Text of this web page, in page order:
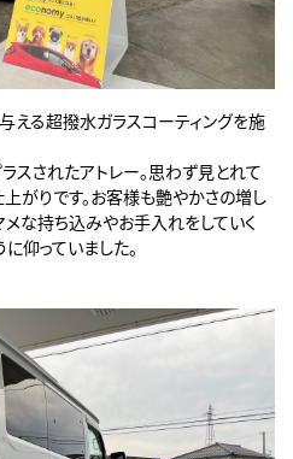
える超撥水ガラスコーティングを施
されたアトレー。思わず見とれて
がりです。お客様も艶やかさの増し
メな持ち込みやお手入れをしていく
仰っていました。